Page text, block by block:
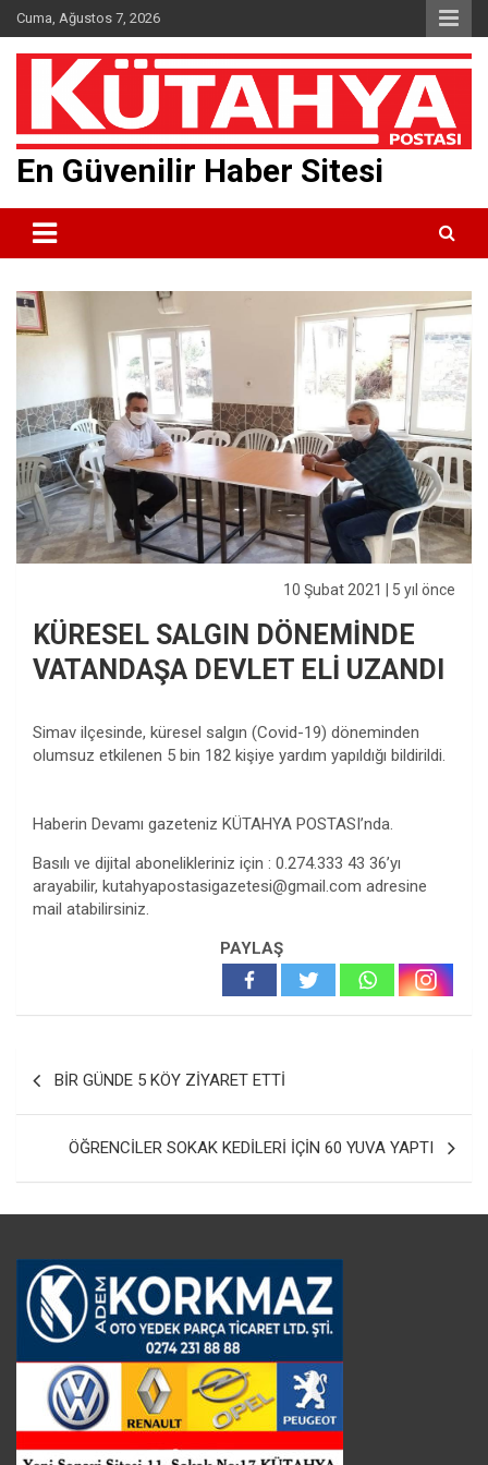
Skip
to
content
Cuma, Ağustos 7, 2026
En Güvenilir Haber Sitesi
10 Şubat 2021 | 5 yıl önce
KÜRESEL SALGIN DÖNEMİNDE
VATANDAŞA DEVLET ELİ UZANDI
Simav ilçesinde, küresel salgın (Covid-19) döneminden
olumsuz etkilenen 5 bin 182 kişiye yardım yapıldığı bildirildi.
Haberin Devamı gazeteniz KÜTAHYA POSTASI’nda.
Basılı ve dijital abonelikleriniz için : 0.274.333 43 36’yı
arayabilir, kutahyapostasigazetesi@gmail.com adresine
mail atabilirsiniz.
PAYLAŞ
Yazı
BİR GÜNDE 5 KÖY ZİYARET ETTİ
ÖĞRENCİLER SOKAK KEDİLERİ İÇİN 60 YUVA YAPTI